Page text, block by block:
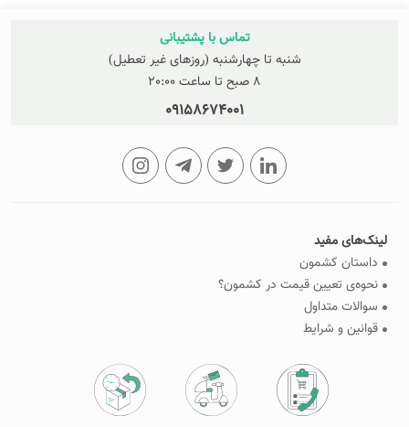
تماس با پشتیبانی
شنبه تا چهارشنبه (روزهای غیر تعطیل)
8 صبح تا ساعت 20:00
09158674001
لینک‌های مفید
داستان کشمون
نحوه‌ی تعیین قیمت در کشمون؟
سوالات متداول
قوانین و شرایط